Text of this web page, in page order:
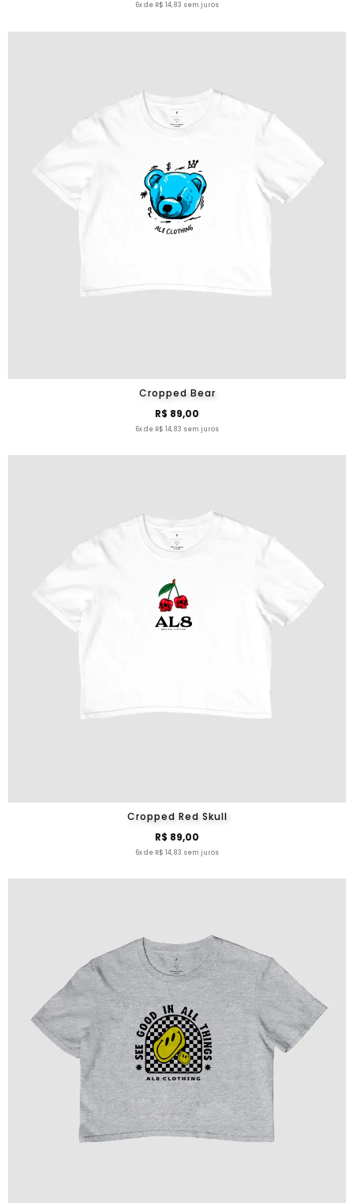
6x de R$ 14,83 sem juros
Cropped Bear
R$ 89,00
6x de R$ 14,83 sem juros
Cropped Red Skull
R$ 89,00
6x de R$ 14,83 sem juros